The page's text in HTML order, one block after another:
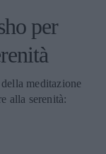
per
meditazione
alla serenità: